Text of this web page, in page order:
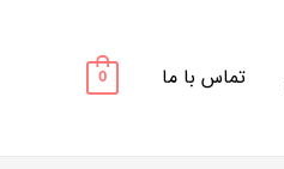
تماس با ما 0